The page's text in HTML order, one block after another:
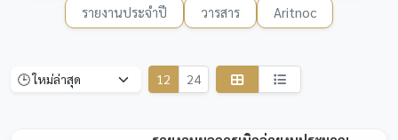
รายงานประจำปี
วารสาร Aritnoc
12 24